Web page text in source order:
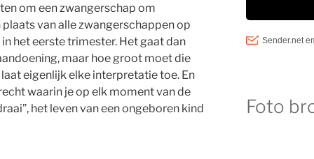
om een zwangerschap om
van alle zwangerschappen op
het eerste trimester. Het gaat dan
maar hoe groot moet die
eigenlijk elke interpretatie toe. En
waarin je op elk moment van de
het leven van een ongeboren kind
Foto